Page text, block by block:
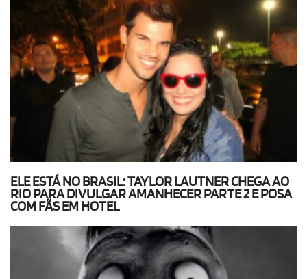
ELE ESTÁ NO BRASIL: TAYLOR LAUTNER CHEGA AO
RIO PARA DIVULGAR AMANHECER PARTE 2 E POSA
COM FÃS EM HOTEL